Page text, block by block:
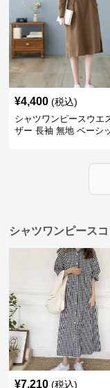
¥4,400 (税込)
シャツワンピースウエ
ザー 長袖 無地 ベーシ
シャツワンピース
¥7,210 (税込)